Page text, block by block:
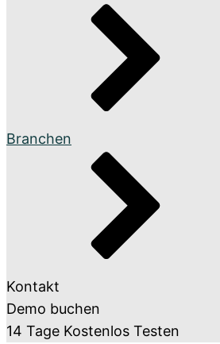
Egal ob Angebot, Rechnung
Transaktionen
Egal ob Angebot, Rechnung
Vertriebspartner werden
Ki-Funktionen
Bei uns findest du spannendes
Branchen
Kontakt
Demo buchen
14 Tage Kostenlos Testen